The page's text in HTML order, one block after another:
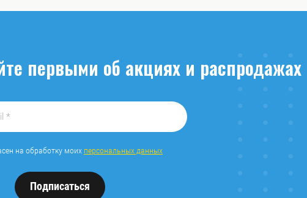
первыми об акциях и распродажах
на обработку моих персональных данных
Подписаться